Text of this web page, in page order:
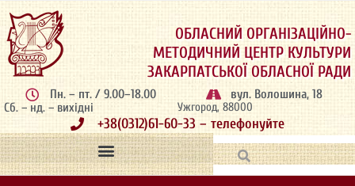
ОБЛАСНИЙ ОРГАНІЗАЦІЙНО-
МЕТОДИЧНИЙ ЦЕНТР КУЛЬТУРИ
ЗАКАРПАТСЬКОЇ ОБЛАСНОЇ РАДИ
Пн. – пт. / 9.00–18.00
Сб. – нд. – вихідні
вул. Волошина, 18
Ужгород, 88000
+38(0312)61-60-33 – телефонуйте